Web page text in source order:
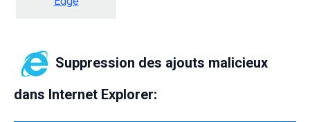
Suppression des ajouts malicieux
dans Internet Explorer: